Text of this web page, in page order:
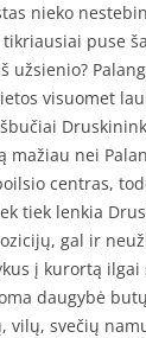
nieko
tikriausiai puse
užsienio?
visuomet
mažiau nei
centras,
tiek lenkia
gal ir
į kurortą ilgai
daugybė
vilų, svečių